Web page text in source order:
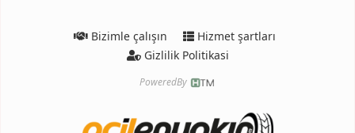
Bizimle çalışın
Hizmet şartları
Gizlilik Politikasi
PoweredBy